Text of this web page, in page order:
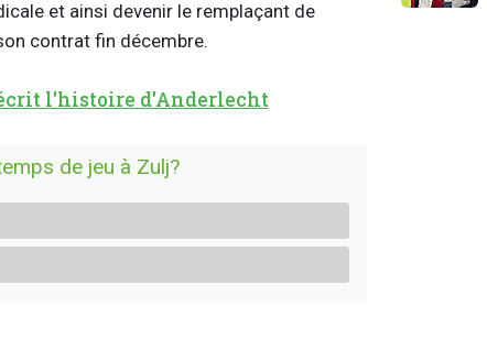
et ainsi devenir le remplaçant de
contrat fin décembre.
l'histoire d'Anderlecht
de jeu à Zulj?